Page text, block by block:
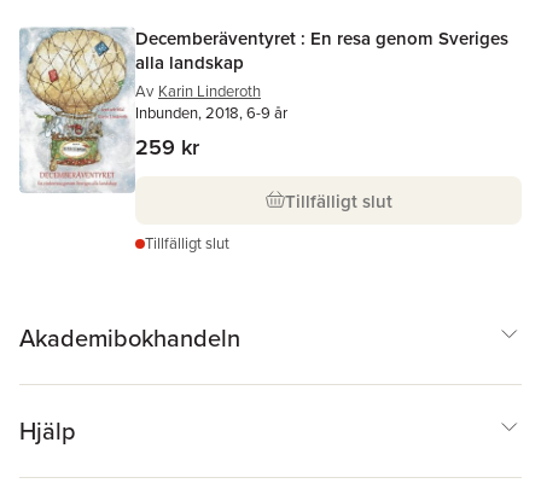
Decemberäventyret : En resa genom Sveriges
alla landskap
Av Karin Linderoth
Inbunden, 2018, 6-9 år
259 kr
Tillfälligt slut
Tillfälligt slut
Akademibokhandeln
Hjälp